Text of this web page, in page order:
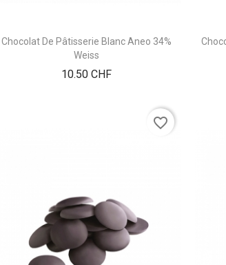
Chocolat De Pâtisserie Blanc Aneo 34%
Weiss
10.50 CHFPrix
favorite_border